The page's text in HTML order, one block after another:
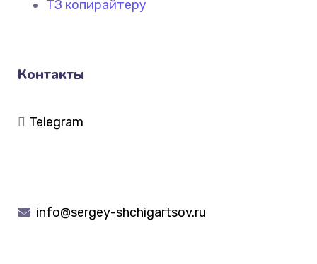
ТЗ копирайтеру
Контакты
Telegram
info@sergey-shchigartsov.ru